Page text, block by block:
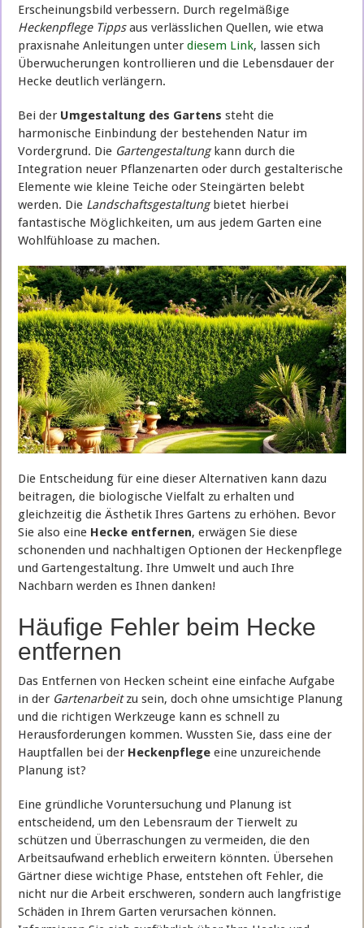
Erscheinungsbild verbessern. Durch regelmäßige
Heckenpflege Tippsaus verlässlichen Quellen, wie etwa
praxisnahe Anleitungen unterdiesem Link, lassen sich
Überwucherungen kontrollieren und die Lebensdauer der
Hecke deutlich verlängern.
Bei der Umgestaltung des Gartens steht die
harmonische Einbindung der bestehenden Natur im
Vordergrund. Die Gartengestaltungkann durch die
Integration neuer Pflanzenarten oder durch gestalterische
Elemente wie kleine Teiche oder Steingärten belebt
werden. Die Landschaftsgestaltungbietet hierbei
fantastische Möglichkeiten, um aus jedem Garten eine
Wohlfühloase zu machen.
Die Entscheidung für eine dieser Alternativen kann dazu
beitragen, die biologische Vielfalt zu erhalten und
gleichzeitig die Ästhetik Ihres Gartens zu erhöhen. Bevor
Sie also eine Hecke entfernen, erwägen Sie diese
schonenden und nachhaltigen Optionen der Heckenpflege
und Gartengestaltung. Ihre Umwelt und auch Ihre
Nachbarn werden es Ihnen danken!
Häufige Fehler beim Hecke
entfernen
Das Entfernen von Hecken scheint eine einfache Aufgabe
in der Gartenarbeitzu sein, doch ohne umsichtige Planung
und die richtigen Werkzeuge kann es schnell zu
Herausforderungen kommen. Wussten Sie, dass eine der
Hauptfallen bei der Heckenpflege eine unzureichende
Planung ist?
Eine gründliche Voruntersuchung und Planung ist
entscheidend, um den Lebensraum der Tierwelt zu
schützen und Überraschungen zu vermeiden, die den
Arbeitsaufwand erheblich erweitern könnten. Übersehen
Gärtner diese wichtige Phase, entstehen oft Fehler, die
nicht nur die Arbeit erschweren, sondern auch langfristige
Schäden in Ihrem Garten verursachen können.